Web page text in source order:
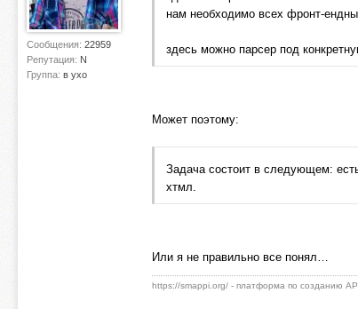
Сообщения: 22959
Репутация: N
Группа: в ухо
нам необходимо всех фронт-
здесь можно парсер под
Может поэтому:
Задача состоит в следующем:
хтмл.
Или я не правильно все понял…
https://smappi.org/ - платформа по созданию